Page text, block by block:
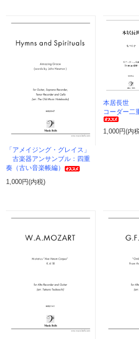
「アメイジング・グレイス」
古楽器アンサンブル：四重
奏（古い音楽帳編）
1,000円(内税)
本居長世
コーダー二
1,000円(内